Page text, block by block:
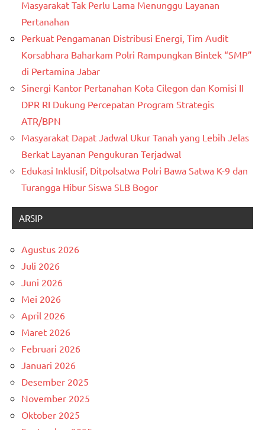
Masyarakat Tak Perlu Lama Menunggu Layanan
Pertanahan
Perkuat Pengamanan Distribusi Energi, Tim Audit
Korsabhara Baharkam Polri Rampungkan Bintek “SMP”
di Pertamina Jabar
Sinergi Kantor Pertanahan Kota Cilegon dan Komisi II
DPR RI Dukung Percepatan Program Strategis
ATR/BPN
Masyarakat Dapat Jadwal Ukur Tanah yang Lebih Jelas
Berkat Layanan Pengukuran Terjadwal
Edukasi Inklusif, Ditpolsatwa Polri Bawa Satwa K-9 dan
Turangga Hibur Siswa SLB Bogor
ARSIP
Agustus 2026
Juli 2026
Juni 2026
Mei 2026
April 2026
Maret 2026
Februari 2026
Januari 2026
Desember 2025
November 2025
Oktober 2025